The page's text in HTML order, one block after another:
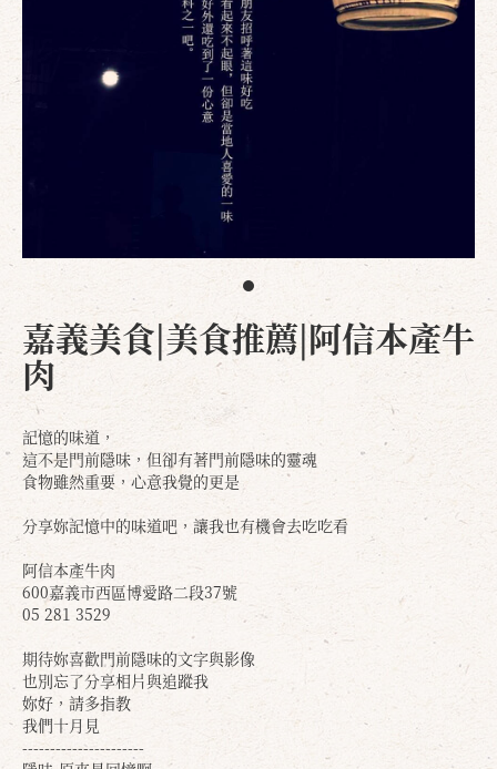
嘉義美食|美食推薦|阿信本產牛
肉
記憶的味道，
這不是門前隱味，但卻有著門前隱味的靈魂
食物雖然重要，心意我覺的更是
分享妳記憶中的味道吧，讓我也有機會去吃吃看
阿信本產牛肉
600嘉義市西區博愛路二段37號
05 281 3529
期待妳喜歡門前隱味的文字與影像
也別忘了分享相片與追蹤我
妳好，請多指教
我們十月見
----------------------